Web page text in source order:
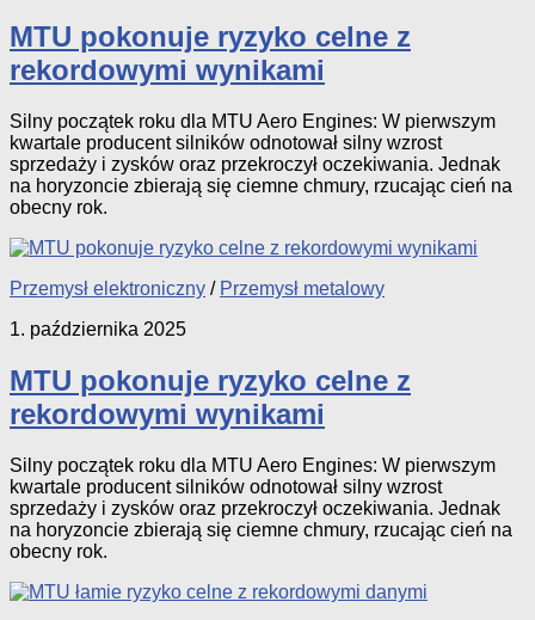
MTU pokonuje ryzyko celne z
rekordowymi wynikami
Silny początek roku dla MTU Aero Engines: W pierwszym
kwartale producent silników odnotował silny wzrost
sprzedaży i zysków oraz przekroczył oczekiwania. Jednak
na horyzoncie zbierają się ciemne chmury, rzucając cień na
obecny rok.
Przemysł elektroniczny / Przemysł metalowy
1. października 2025
MTU pokonuje ryzyko celne z
rekordowymi wynikami
Silny początek roku dla MTU Aero Engines: W pierwszym
kwartale producent silników odnotował silny wzrost
sprzedaży i zysków oraz przekroczył oczekiwania. Jednak
na horyzoncie zbierają się ciemne chmury, rzucając cień na
obecny rok.